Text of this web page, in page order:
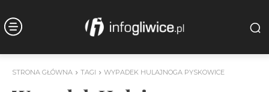
STRONA GŁÓWNA TAGI WYPADEK HULAJNOGA PYSKOWICE